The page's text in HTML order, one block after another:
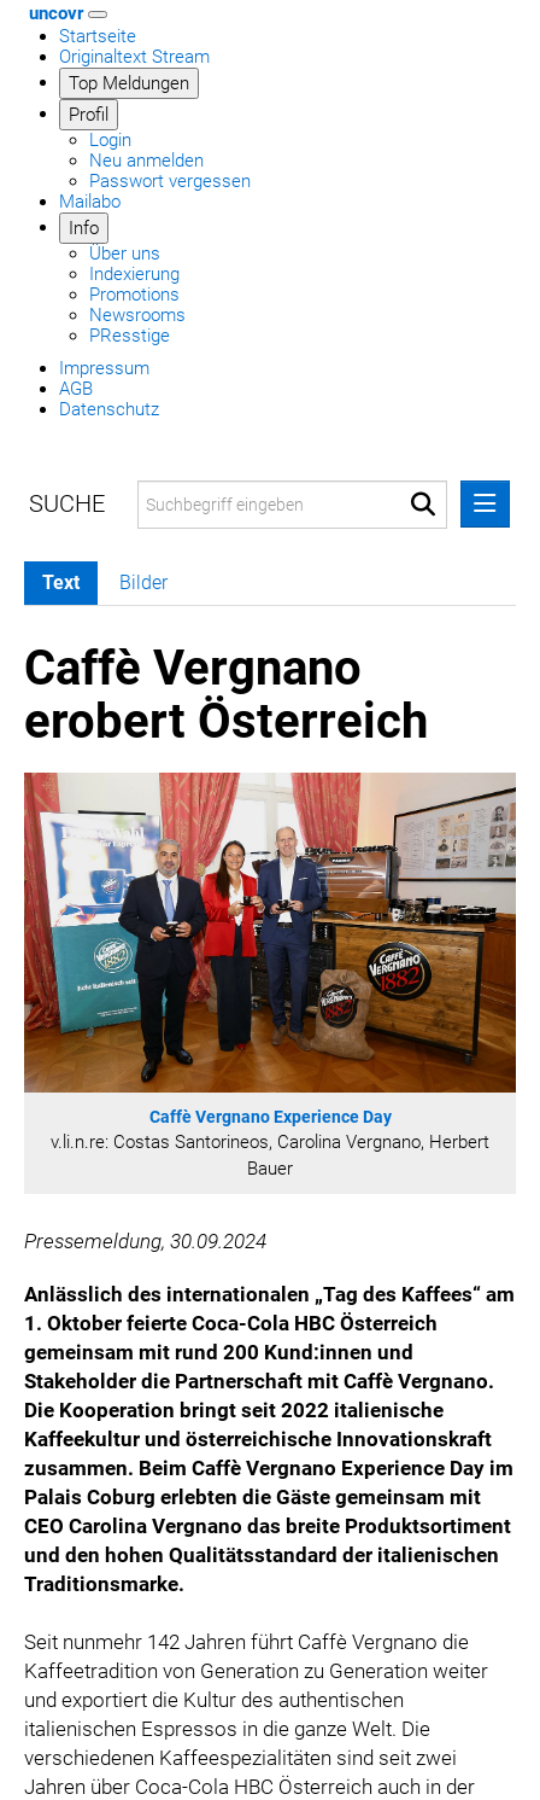
uncovr
Startseite
Originaltext Stream
Top Meldungen
Profil
Login
Neu anmelden
Passwort vergessen
Mailabo
Info
Über uns
Indexierung
Promotions
Newsrooms
PResstige
Impressum
AGB
Datenschutz
MELDUNGEN
COCA-COLA
COCA-COLA HBC ÖSTERREICH
Nemiroff
Padre Azul
The Famous Grouse
Ron Barceló
Costa Coffee
Glendalough
Caffè Vergnano
Naked Malt
Finlandia
RÖMERQUELLE
ÖSTERREICHISCHE SPORTHILFE
KESCH
CULINARIUS
VIER HOCH VIER
ALFIES
HANNERSBERG
WILHELM-EXNER-MEDAILLEN STIFTUNG
ADMIRAL SPORTWETTEN
EWP RECYCLING PFAND ÖSTERREICH
ANNEMARIE CHARITY
IMPERIAL MARKETS
SPECIAL OLYMPICS ÖSTERREICH
MEDIA
LOGOS
COCA COLA
Text Bilder
Caffè Vergnano
erobert Österreich
Caffè Vergnano Experience Day
v.li.n.re: Costas Santorineos, Carolina Vergnano, Herbert
Bauer
Pressemeldung, 30.09.2024
Anlässlich des internationalen „Tag des Kaffees“ am
1. Oktober feierte Coca-Cola HBC Österreich
gemeinsam mit rund 200 Kund:innen und
Stakeholder die Partnerschaft mit Caffè Vergnano.
Die Kooperation bringt seit 2022 italienische
Kaffeekultur und österreichische Innovationskraft
zusammen. Beim Caffè Vergnano Experience Day im
Palais Coburg erlebten die Gäste gemeinsam mit
CEO Carolina Vergnano das breite Produktsortiment
und den hohen Qualitätsstandard der italienischen
Traditionsmarke.
Seit nunmehr 142 Jahren führt Caffè Vergnano die
Kaffeetradition von Generation zu Generation weiter
und exportiert die Kultur des authentischen
italienischen Espressos in die ganze Welt. Die
verschiedenen Kaffeespezialitäten sind seit zwei
Jahren über Coca-Cola HBC Österreich auch in der